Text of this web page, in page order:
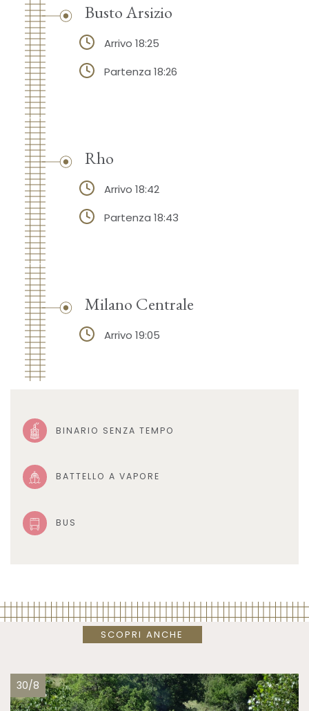
Busto Arsizio
Arrivo 18:25
Partenza 18:26
Rho
Arrivo 18:42
Partenza 18:43
Milano Centrale
Arrivo 19:05
BINARIO SENZA TEMPO
BATTELLO A VAPORE
BUS
SCOPRI ANCHE
30/8